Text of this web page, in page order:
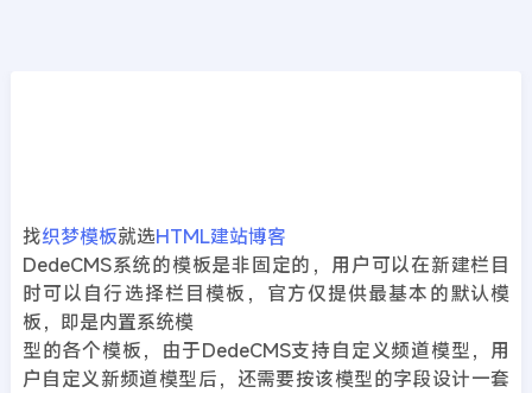
找织梦模板就选HTML建站博客
DedeCMS系统的模板是非固定的，用户可以在新建栏目
时可以自行选择栏目模板，官方仅提供最基本的默认模
板，即是内置系统模
型的各个模板，由于DedeCMS支持自定义频道模型，用
户自定义新频道模型后，还需要按该模型的字段设计一套